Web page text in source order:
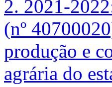
2. 2021-
(nº
produção e
agrária do